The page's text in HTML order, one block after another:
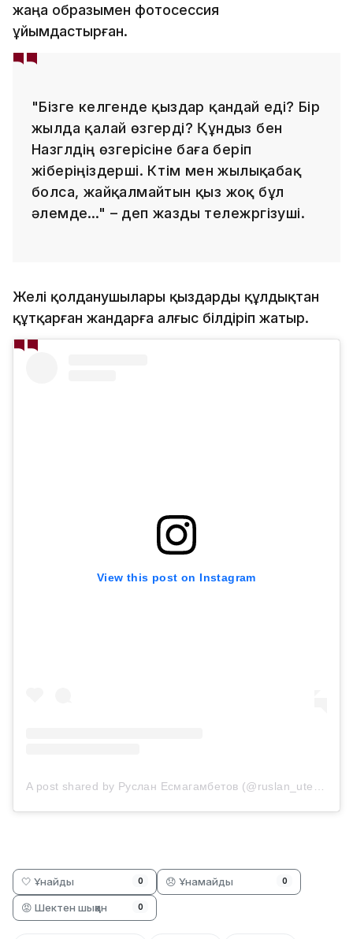
жаңа образымен фотосессия
ұйымдастырған.
"Бізге келгенде қыздар қандай еді? Бір
жылда қалай өзгерді? Құндыз бен
Назгүлдің өзгерісіне баға беріп
жіберіңіздерші. Күтім мен жылықабақ
болса, жайқалмайтын қыз жоқ бұл
әлемде…" – деп жазды тележүргізуші.
Желі қолданушылары қыздарды құлдықтан
құтқарған жандарға алғыс білдіріп жатыр.
View this post on Instagram
🤍 Ұнайды 0 😞 Ұнамайды 0
😡 Шектен шыққан 0